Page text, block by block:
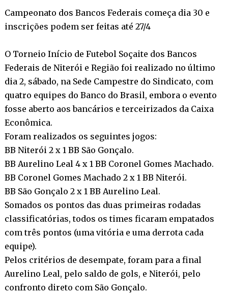
Campeonato dos Bancos Federais começa dia 30 e
inscrições podem ser feitas até 27/4
O Torneio Início de Futebol Soçaite dos Bancos
Federais de Niterói e Região foi realizado no último
dia 2, sábado, na Sede Campestre do Sindicato, com
quatro equipes do Banco do Brasil, embora o evento
fosse aberto aos bancários e terceirizados da Caixa
Econômica.
Foram realizados os seguintes jogos:
BB Niterói 2 x 1 BB São Gonçalo.
BB Aurelino Leal 4 x 1 BB Coronel Gomes Machado.
BB Coronel Gomes Machado 2 x 1 BB Niterói.
BB São Gonçalo 2 x 1 BB Aurelino Leal.
Somados os pontos das duas primeiras rodadas
classificatórias, todos os times ficaram empatados
com três pontos (uma vitória e uma derrota cada
equipe).
Pelos critérios de desempate, foram para a final
Aurelino Leal, pelo saldo de gols, e Niterói, pelo
confronto direto com São Gonçalo.